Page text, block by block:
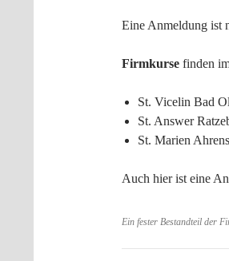
Eine Anmeldung ist
Firmkurse finden
St. Vicelin Bad
St. Answer
St. Marien
Auch hier ist eine
Ein fester Bestandteil der